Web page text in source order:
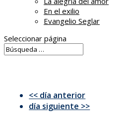
En el exilio
Evangelio Seglar
Seleccionar página
<< día anterior
día siguiente >>